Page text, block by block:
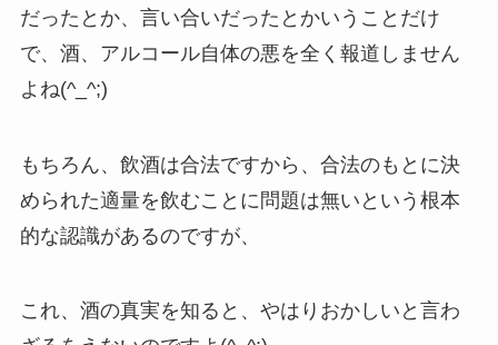
だったとか、言い合いだったとかいうことだけ
で、酒、アルコール自体の悪を全く報道しません
よね(^_^;)
もちろん、飲酒は合法ですから、合法のもとに決
められた適量を飲むことに問題は無いという根本
的な認識があるのですが、
これ、酒の真実を知ると、やはりおかしいと言わ